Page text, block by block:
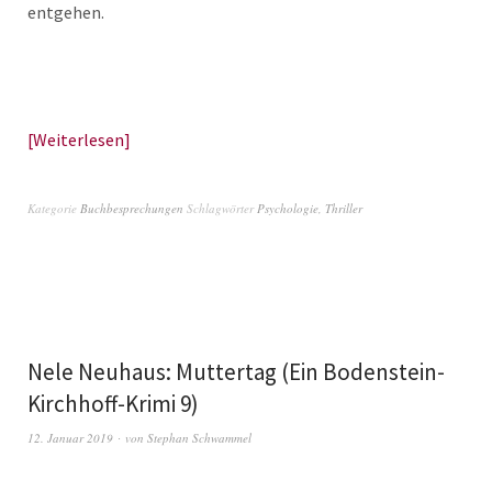
entgehen.
Weiterlesen
Kategorie Buchbesprechungen SchlagwörterPsychologie, Thriller
Nele Neuhaus: Muttertag (Ein Bodenstein-
Kirchhoff-Krimi 9)
12. Januar 2019 von Stephan Schwammel